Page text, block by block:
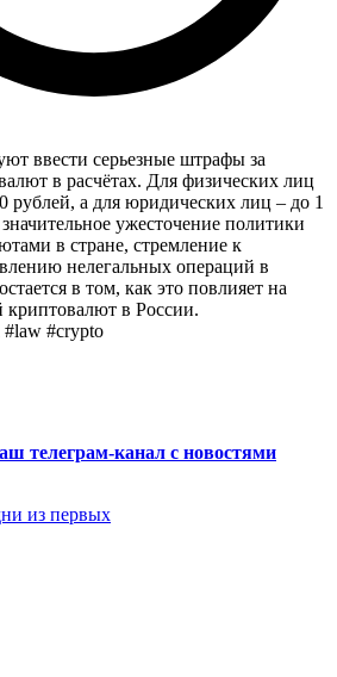
ввести серьезные штрафы за
в расчётах. Для физических лиц
рублей, а для юридических лиц – до 1
ужесточение политики
в стране, стремление к
нелегальных операций в
в том, как это повлияет на
криптовалют в России.
#law #crypto
телеграм-канал с новостями
из первых